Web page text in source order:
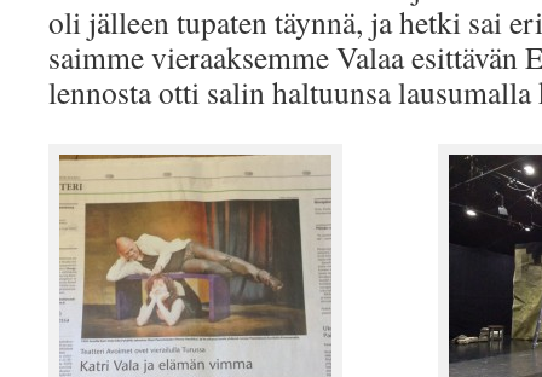
oli jälleen tupaten täynnä, ja hetki sai
saimme vieraaksemme Valaa esittävän
lennosta otti salin haltuunsa